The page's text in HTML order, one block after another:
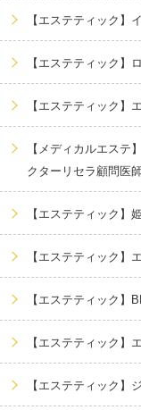
【エステティック】
【エステティック】
【エステティック】
【メディカルエステ
クターリセラ顧問医師
【エステティック】
【エステティック】
【エステティック】
【エステティック】
【エステティック】